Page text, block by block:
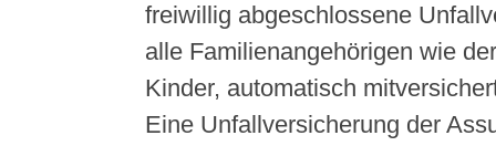
freiwillig abgeschlossene
alle Familienangehörigen wie
Kinder, automatisch
Eine Unfallversicherung der